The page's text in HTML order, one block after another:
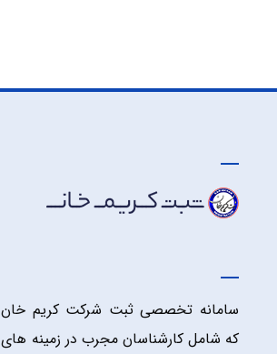
سامانه تخصصی ثبت شرکت کریم خان
که شامل کارشناسان مجرب در زمینه های